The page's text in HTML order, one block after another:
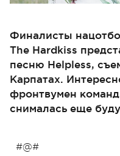
Финалисты
The Hardkiss
песню Helpless,
Карпатах.
фронтвумен
снималась еще
#@#